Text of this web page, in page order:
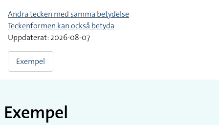
Andra tecken med samma betydelse
Teckenformen kan också betyda
Uppdaterat: 2026-08-07
Exempel
Exempel